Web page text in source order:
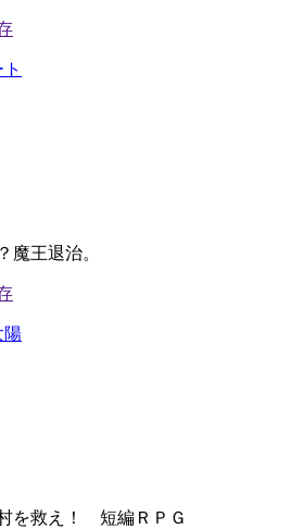
魔王退治。
を救え！ 短編ＲＰＧ